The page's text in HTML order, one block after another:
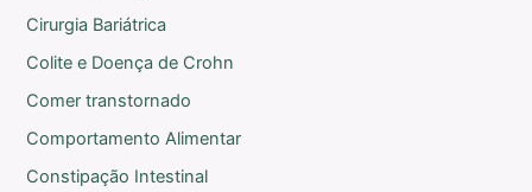
Cirurgia Bariátrica
Colite e Doença de Crohn
Comer transtornado
Comportamento Alimentar
Constipação Intestinal